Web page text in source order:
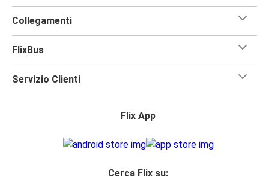
Collegamenti
FlixBus
Servizio Clienti
Flix App
Cerca Flix su: